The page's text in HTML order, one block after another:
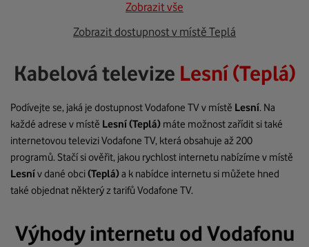
Zobrazit vše
Zobrazit dostupnost v místě Teplá
Kabelová televize Lesní (Teplá)
Podívejte se, jaká je dostupnost Vodafone TV v místě Lesní. Na
každé adrese v místě Lesní(Teplá) máte možnost zařídit si také
internetovou televizi Vodafone TV, která obsahuje až 200
programů. Stačí si ověřit, jakou rychlost internetu nabízíme v místě
Lesnív dané obci(Teplá)a k nabídce internetu si můžete hned
také objednat některý z tarifů Vodafone TV.
Výhody internetu od Vodafonu